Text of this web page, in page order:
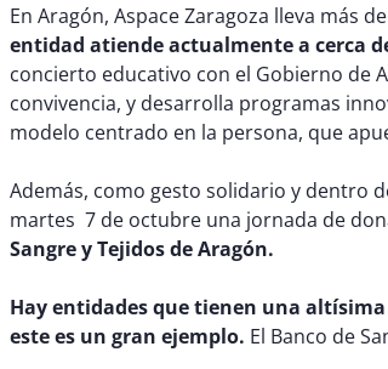
En Aragón, Aspace Zaragoza lleva más
entidad atiende actualmente a cerca
concierto educativo con el Gobierno de
convivencia, y desarrolla programas
modelo centrado en la persona, que
Además, como gesto solidario y dentro
martes 7 de octubre una jornada de
Sangre y Tejidos de Aragón.
Hay entidades que tienen una
este es un gran ejemplo. El Banco de